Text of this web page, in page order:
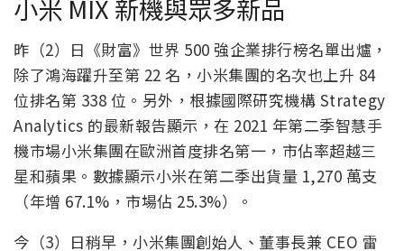
小米 MIX 新機與眾多新品
昨（2）日《財富》世界 500 強企業排行榜名單出爐，
除了鴻海躍升至第 22 名，小米集團的名次也上升 84
位排名第 338 位。另外，根據國際研究機構 Strategy
Analytics 的最新報告顯示，在 2021 年第二季智慧手
機市場小米集團在歐洲首度排名第一，市佔率超越三
星和蘋果。數據顯示小米在第二季出貨量 1,270 萬支
（年增 67.1%，市場佔 25.3%）。
今（3）日稍早，小米集團創始人、董事長兼 CEO 雷